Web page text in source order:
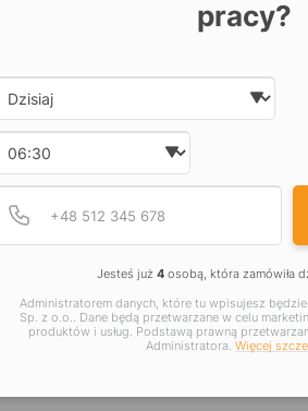
pracy?
Date
Jesteś już 4 osobą, która zamówiła
Administratorem danych, które tu wpisujesz
Sp. z o.o.. Dane będą przetwarzane w celu
produktów i usług. Podstawą prawną
Administratora. Więcej